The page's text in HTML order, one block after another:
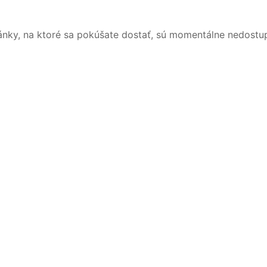
na ktoré sa pokúšate dostať, sú momentálne